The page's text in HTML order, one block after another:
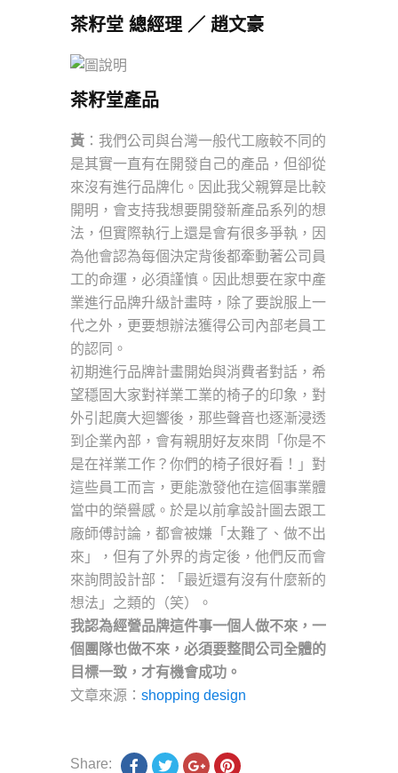
茶籽堂 總經理 ／ 趙文豪
茶籽堂產品
黃 ：我們公司與台灣一般代工廠較不同的
是其實一直有在開發自己的產品，但卻從
來沒有進行品牌化。因此我父親算是比較
開明，會支持我想要開發新產品系列的想
法，但實際執行上還是會有很多爭執，因
為他會認為每個決定背後都牽動著公司員
工的命運，必須謹慎。因此想要在家中產
業進行品牌升級計畫時，除了要說服上一
代之外，更要想辦法獲得公司內部老員工
的認同。
初期進行品牌計畫開始與消費者對話，希
望穩固大家對祥業工業的椅子的印象，對
外引起廣大迴響後，那些聲音也逐漸浸透
到企業內部，會有親朋好友來問「你是不
是在祥業工作？你們的椅子很好看！」對
這些員工而言，更能激發他在這個事業體
當中的榮譽感。於是以前拿設計圖去跟工
廠師傅討論，都會被嫌「太難了、做不出
來」，但有了外界的肯定後，他們反而會
來詢問設計部：「最近還有沒有什麼新的
想法」之類的（笑）。
我認為經營品牌這件事一個人做不來，一
個團隊也做不來，必須要整間公司全體的
目標一致，才有機會成功。
文章來源： shopping design
Share: